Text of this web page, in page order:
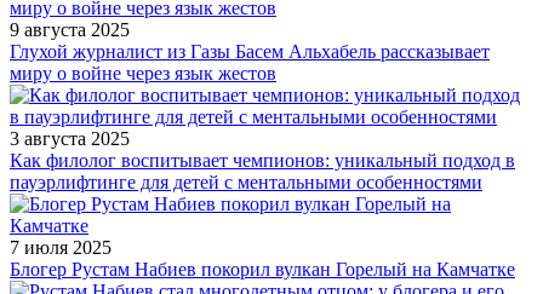
9 августа 2025
Глухой журналист из Газы Басем Альхабель рассказывает
миру о войне через язык жестов
3 августа 2025
Как филолог воспитывает чемпионов: уникальный подход в
пауэрлифтинге для детей с ментальными особенностями
7 июля 2025
Блогер Рустам Набиев покорил вулкан Горелый на Камчатке